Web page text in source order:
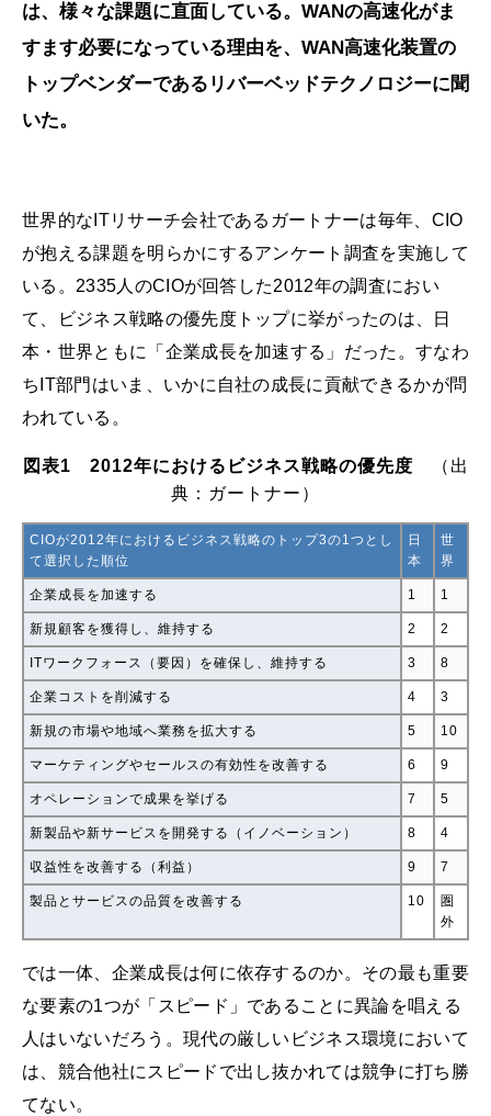
は、様々な課題に直面している。WANの高速化がま
すます必要になっている理由を、WAN高速化装置の
トップベンダーであるリバーベッドテクノロジーに聞
いた。
世界的なITリサーチ会社であるガートナーは毎年、CIO
が抱える課題を明らかにするアンケート調査を実施して
いる。2335人のCIOが回答した2012年の調査におい
て、ビジネス戦略の優先度トップに挙がったのは、日
本・世界ともに「企業成長を加速する」だった。すなわ
ちIT部門はいま、いかに自社の成長に貢献できるかが問
われている。
図表1 2012年におけるビジネス戦略の優先度
（出
典：ガートナー）
CIOが2012年におけるビジネス戦略のトップ3の1つとし
て選択した順位
日
本
世
界
企業成長を加速する 1 1
新規顧客を獲得し、維持する 2 2
ITワークフォース（要因）を確保し、維持する 3 8
企業コストを削減する 4 3
新規の市場や地域へ業務を拡大する 5 10
マーケティングやセールスの有効性を改善する 6 9
オペレーションで成果を挙げる 7 5
新製品や新サービスを開発する（イノベーション） 8 4
収益性を改善する（利益） 9 7
製品とサービスの品質を改善する 10
圏
外
では一体、企業成長は何に依存するのか。その最も重要
な要素の1つが「スピード」であることに異論を唱える
人はいないだろう。現代の厳しいビジネス環境において
は、競合他社にスピードで出し抜かれては競争に打ち勝
てない。